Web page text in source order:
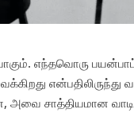
எந்தவொரு
என்பதிலிருந்து
சாத்தியமான